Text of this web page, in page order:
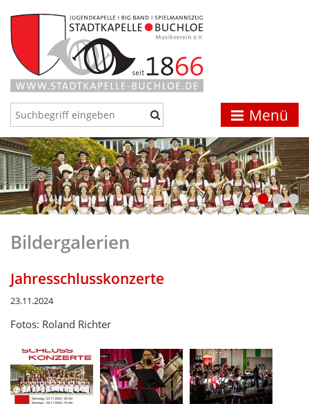
Menü
Bildergalerien
Jahresschlusskonzerte
23.11.2024
Fotos: Roland Richter